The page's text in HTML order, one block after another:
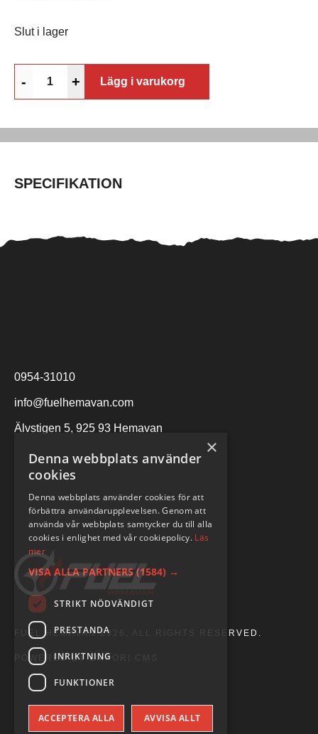
Slut i lager
- + Lägg i varukorg
SPECIFIKATION
0954-31010
info@fuelhemavan.com
Älvstigen 5, 925 93 Hemavan
FUEL HEMAVAN 2026. ALL RIGHTS RESERVED.
POWERED BY EMPORI CMS
×
Denna webbplats använder
cookies
Denna webbplats använder cookies för att
förbättra användarupplevelsen. Genom att
använda vår webbplats samtycker du till alla
cookies i enlighet med vår cookiepolicy. Läs
mer
VISA ALLA PARTNERS (1584) →
STRIKT NÖDVÄNDIGT
PRESTANDA
INRIKTNING
FUNKTIONER
ACCEPTERA ALLA AVVISA ALLT